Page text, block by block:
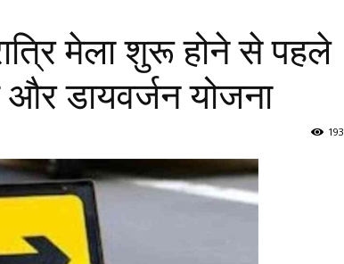
मेला शुरू होने से पहले
डायवर्जन योजना
193